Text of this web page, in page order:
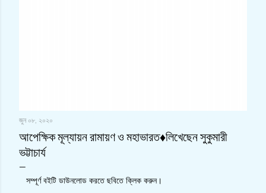
জুন ০৮, ২০২০
আপেক্ষিক মূল্যায়ন রামায়ণ ও মহাভারত♦লিখেছেন সুকুমারী
ভট্টাচার্য
সম্পূর্ণ বইটি ডাউনলোড করতে ছবিতে ক্লিক করুন।